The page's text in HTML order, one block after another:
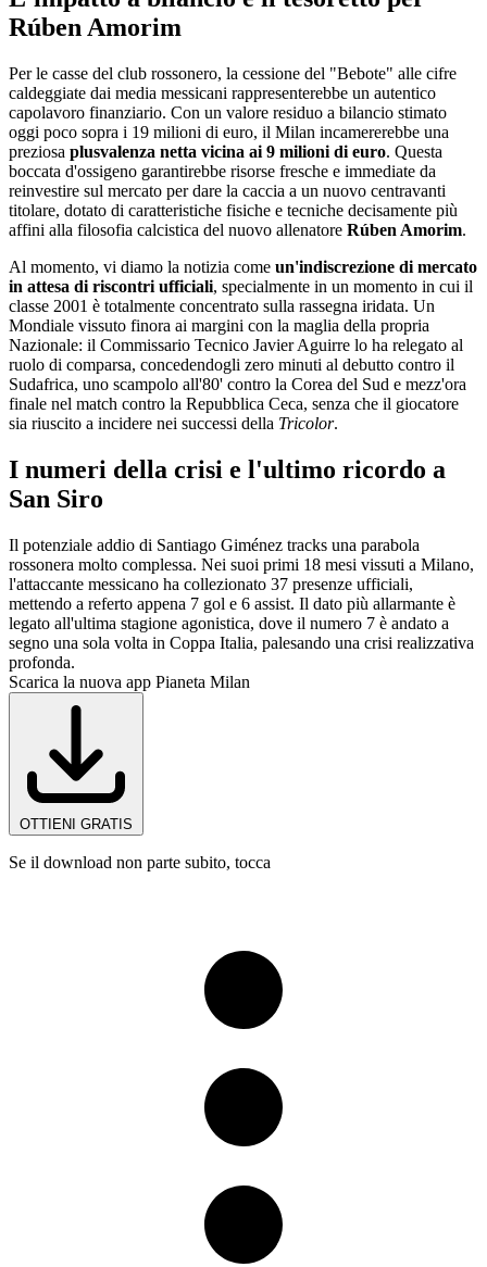
Rúben Amorim
Per le casse del club rossonero, la cessione del "Bebote" alle cifre
caldeggiate dai media messicani rappresenterebbe un autentico
capolavoro finanziario. Con un valore residuo a bilancio stimato
oggi poco sopra i 19 milioni di euro, il Milan incamererebbe una
preziosa plusvalenza netta vicina ai 9 milioni di euro. Questa
boccata d'ossigeno garantirebbe risorse fresche e immediate da
reinvestire sul mercato per dare la caccia a un nuovo centravanti
titolare, dotato di caratteristiche fisiche e tecniche decisamente più
affini alla filosofia calcistica del nuovo allenatore Rúben Amorim.
Al momento, vi diamo la notizia come un'indiscrezione di mercato
in attesa di riscontri ufficiali, specialmente in un momento in cui il
classe 2001 è totalmente concentrato sulla rassegna iridata. Un
Mondiale vissuto finora ai margini con la maglia della propria
Nazionale: il Commissario Tecnico Javier Aguirre lo ha relegato al
ruolo di comparsa, concedendogli zero minuti al debutto contro il
Sudafrica, uno scampolo all'80' contro la Corea del Sud e mezz'ora
finale nel match contro la Repubblica Ceca, senza che il giocatore
sia riuscito a incidere nei successi della Tricolor.
I numeri della crisi e l'ultimo ricordo a
San Siro
Il potenziale addio di Santiago Giménez tracks una parabola
rossonera molto complessa. Nei suoi primi 18 mesi vissuti a Milano,
l'attaccante messicano ha collezionato 37 presenze ufficiali,
mettendo a referto appena 7 gol e 6 assist. Il dato più allarmante è
legato all'ultima stagione agonistica, dove il numero 7 è andato a
segno una sola volta in Coppa Italia, palesando una crisi realizzativa
profonda.
Scarica la nuova app Pianeta Milan
OTTIENI GRATIS
Se il download non parte subito, tocca